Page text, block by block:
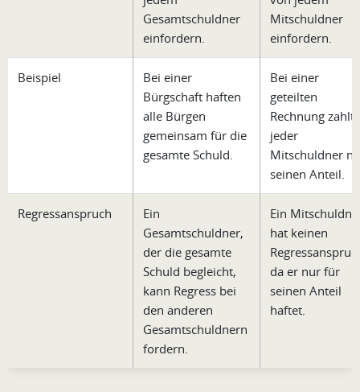
Gesamtschuldner
einfordern.
Mitschuldner
einfordern.
Beispiel
Bei einer
Bürgschaft haften
alle Bürgen
gemeinsam für die
gesamte Schuld.
Bei einer
geteilten
Rechnung zahlt
jeder
Mitschuldner
seinen Anteil.
Regressanspruch
Ein
Gesamtschuldner,
der die gesamte
Schuld begleicht,
kann Regress bei
den anderen
Gesamtschuldnern
fordern.
Ein
hat keinen
da er nur für
seinen Anteil
haftet.